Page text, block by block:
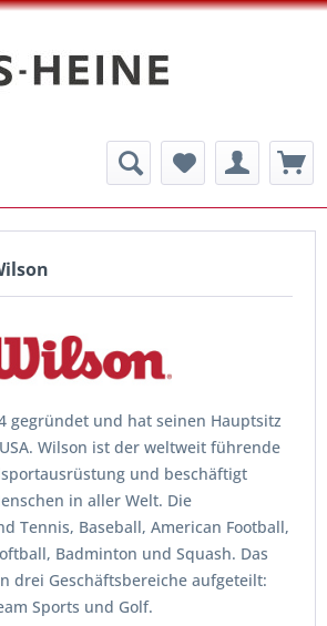
gegründet und hat seinen Hauptsitz
Wilson ist der weltweit führende
und beschäftigt
in aller Welt. Die
Tennis, Baseball, American Football,
Badminton und Squash. Das
drei Geschäftsbereiche aufgeteilt:
Sports und Golf.